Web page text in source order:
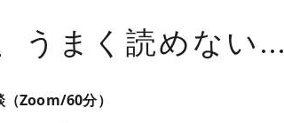
うまく読めない…
（Zoom/60分）